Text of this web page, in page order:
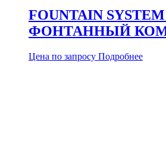
FOUNTAIN SYSTEM
ФОНТАННЫЙ
Цена по запросу Подробнее